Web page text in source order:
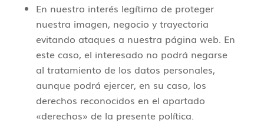
En nuestro interés legítimo de proteger
nuestra imagen, negocio y trayectoria
evitando ataques a nuestra página web. En
este caso, el interesado no podrá negarse
al tratamiento de los datos personales,
aunque podrá ejercer, en su caso, los
derechos reconocidos en el apartado
«derechos» de la presente política.